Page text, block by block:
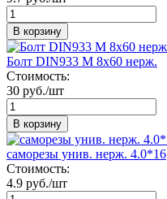
В корзину
Болт DIN933 М 8х60 нерж.
Стоимость:
30 руб./шт
В корзину
саморезы унив. нерж. 4.0*16
Стоимость:
4.9 руб./шт